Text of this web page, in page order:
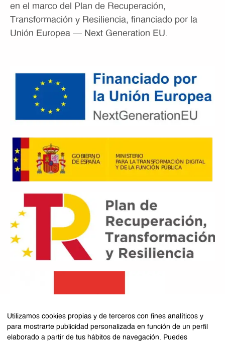
en el marco del Plan de Recuperación,
Transformación y Resiliencia, financiado por la
Unión Europea – Next Generation EU.
Utilizamos cookies propias y de terceros con fines analíticos y
para mostrarte publicidad personalizada en función de un perfil
elaborado a partir de tus hábitos de navegación. Puedes